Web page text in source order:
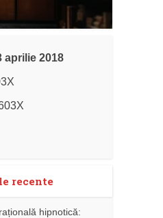
aprilie 2018
recente
hipnotică: